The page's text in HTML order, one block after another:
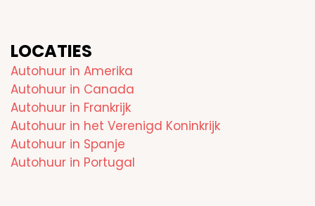
LOCATIES
Autohuur in Amerika
Autohuur in Canada
Autohuur in Frankrijk
Autohuur in het Verenigd Koninkrijk
Autohuur in Spanje
Autohuur in Portugal